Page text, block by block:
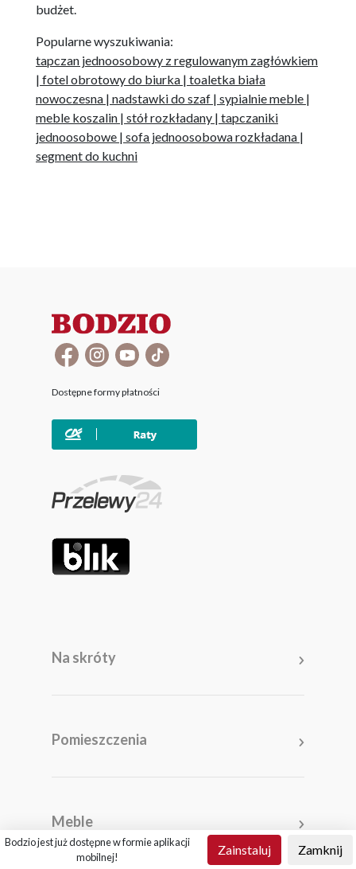
budżet.
Popularne wyszukiwania:
tapczan jednoosobowy z regulowanym zagłówkiem
| fotel obrotowy do biurka | toaletka biała
nowoczesna | nadstawki do szaf | sypialnie meble |
meble koszalin | stół rozkładany | tapczaniki
jednoosobowe | sofa jednoosobowa rozkładana |
segment do kuchni
Dostępne formy płatności
Na skróty
Pomieszczenia
Akcesoria i dodatki
Planer 3D
Praca
Pomieszczenia
Kuchnia
Sypialnia
Garderoba
Pokój młodzieżowy
Meble
Bodzio jest już dostępne w formie aplikacji
mobilnej!
Zainstaluj Zamknij